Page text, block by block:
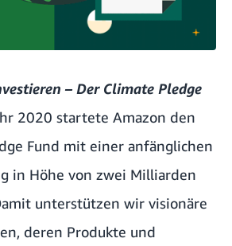
– Der Climate Pledge
2020 startete Amazon den
Fund mit einer anfänglichen
in Höhe von zwei Milliarden
unterstützen wir visionäre
deren Produkte und